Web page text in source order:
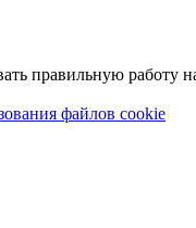
правильную работу
файлов cookie